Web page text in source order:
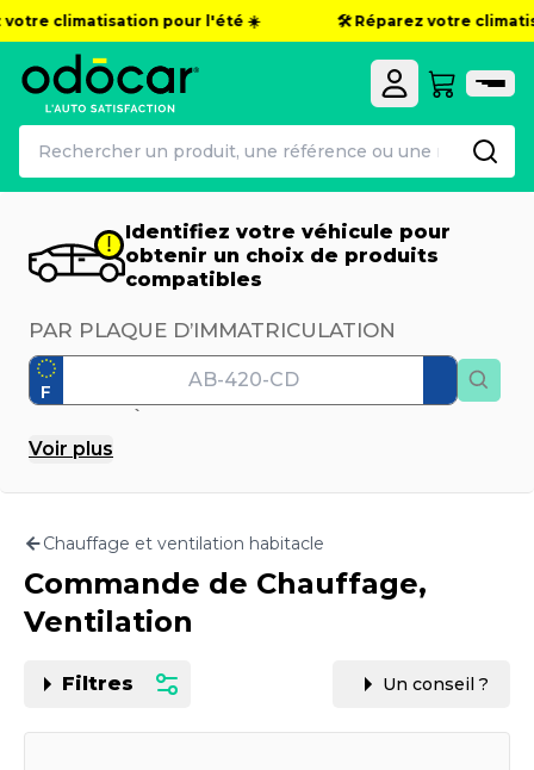
climatisation pour l'été ☀️ 🛠️ Réparez votre
Identifiez votre véhicule pour
obtenir un choix de produits
compatibles
PAR PLAQUE D’IMMATRICULATION
F
PAR CARTE GRISE OU VIN
Voir plus
Chauffage et ventilation habitacle
Commande de Chauffage,
Ventilation
Filtres Un conseil ?